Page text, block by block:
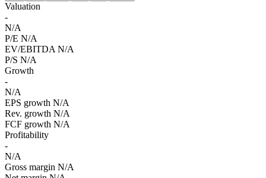
Valuation
-
N/A
P/E N/A
EV/EBITDA N/A
P/S N/A
Growth
-
N/A
EPS growth N/A
Rev. growth N/A
FCF growth N/A
Profitability
-
N/A
Gross margin N/A